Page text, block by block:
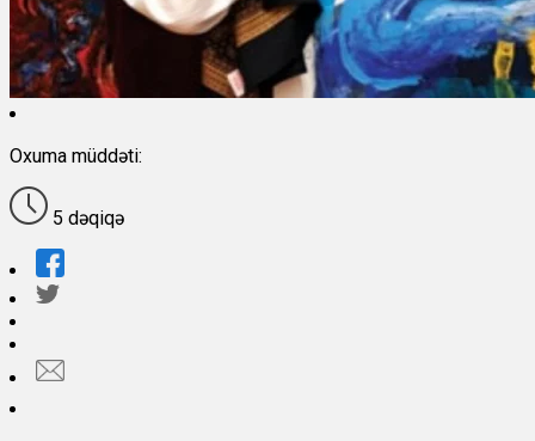
Oxuma müddəti:
5 dəqiqə